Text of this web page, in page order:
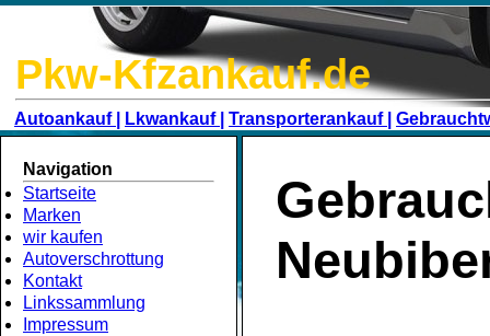
Pkw-Kfzankauf.de
Autoankauf | Lkwankauf | Transporterankauf |
Navigation
Startseite
Marken
wir kaufen
Autoverschrottung
Kontakt
Linkssammlung
Impressum